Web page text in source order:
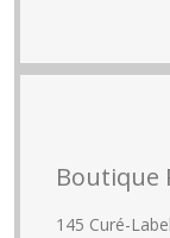
Boutique
145 Curé-